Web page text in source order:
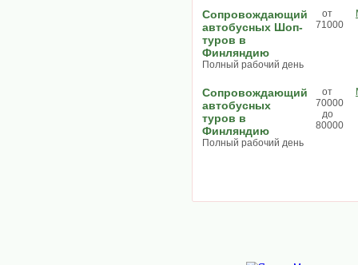
Сопровождающий
автобусных Шоп-
туров в
Финляндию
Полный рабочий день
от
71000
Сопровождающий
автобусных
туров в
Финляндию
Полный рабочий день
от
70000
до
80000